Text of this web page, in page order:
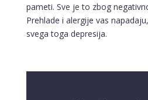
pameti. Sve je to zbog
Prehlade i alergije vas
svega toga depresija.
LUCIJA
TEHNIKE:sudbinske karte,